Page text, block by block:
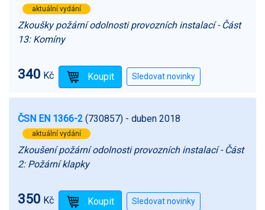
aktuální vydání
Zkoušky požární odolnosti provozních instalací - Část
13: Komíny
340 Kč
ČSN EN 1366-2 (730857) - duben 2018
aktuální vydání
Zkoušení požární odolnosti provozních instalací - Část
2: Požární klapky
350 Kč